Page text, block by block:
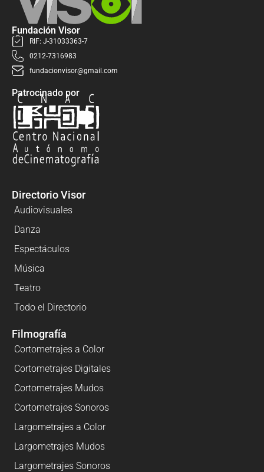
Fundación Visor
RIF: J-31033363-7
0212-7316983
fundacionvisor@gmail.com
Patrocinado por
Directorio Visor
Audiovisuales
Danza
Espectáculos
Música
Teatro
Todo el Directorio
Filmografía
Cortometrajes a Color
Cortometrajes Digitales
Cortometrajes Mudos
Cortometrajes Sonoros
Largometrajes a Color
Largometrajes Mudos
Largometrajes Sonoros